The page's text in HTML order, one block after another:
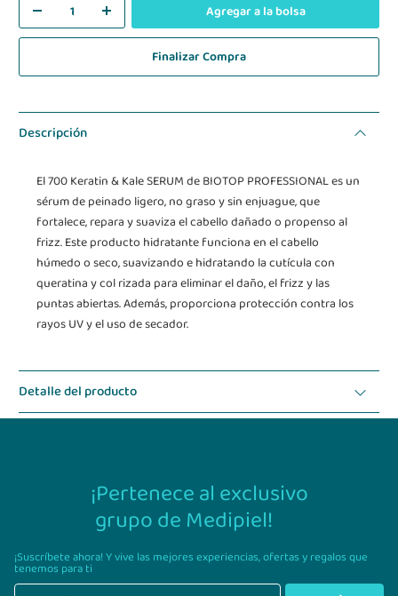
Agregar a la bolsa
Finalizar Compra
Descripción
El 700 Keratin & Kale SERUM de BIOTOP PROFESSIONAL es un
sérum de peinado ligero, no graso y sin enjuague, que
fortalece, repara y suaviza el cabello dañado o propenso al
frizz. Este producto hidratante funciona en el cabello
húmedo o seco, suavizando e hidratando la cutícula con
queratina y col rizada para eliminar el daño, el frizz y las
puntas abiertas. Además, proporciona protección contra los
rayos UV y el uso de secador.
Detalle del producto
¡Pertenece al exclusivo
grupo de Medipiel!
¡Suscríbete ahora! Y vive las mejores experiencias,ofertas y regalos que
tenemos para ti